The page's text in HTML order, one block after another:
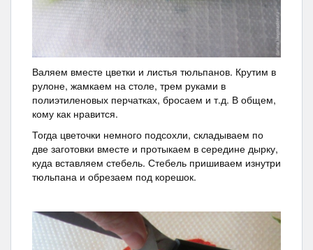
Валяем вместе цветки и листья тюльпанов. Крутим в
рулоне, жамкаем на столе, трем руками в
полиэтиленовых перчатках, бросаем и т.д. В общем,
кому как нравится.
Тогда цветочки немного подсохли, складываем по
две заготовки вместе и протыкаем в середине дырку,
куда вставляем стебель. Стебель пришиваем изнутри
тюльпана и обрезаем под корешок.